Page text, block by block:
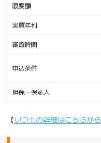
限度額
実質年利
審査時間
申込条件
担保・保証人
【いつもの詳細はこちらから